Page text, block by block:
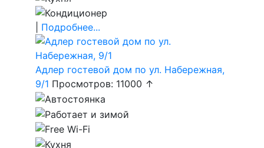
Подробнее...
Адлер гостевой дом по ул. Набережная,
9/1 Просмотров: 11000 ↑